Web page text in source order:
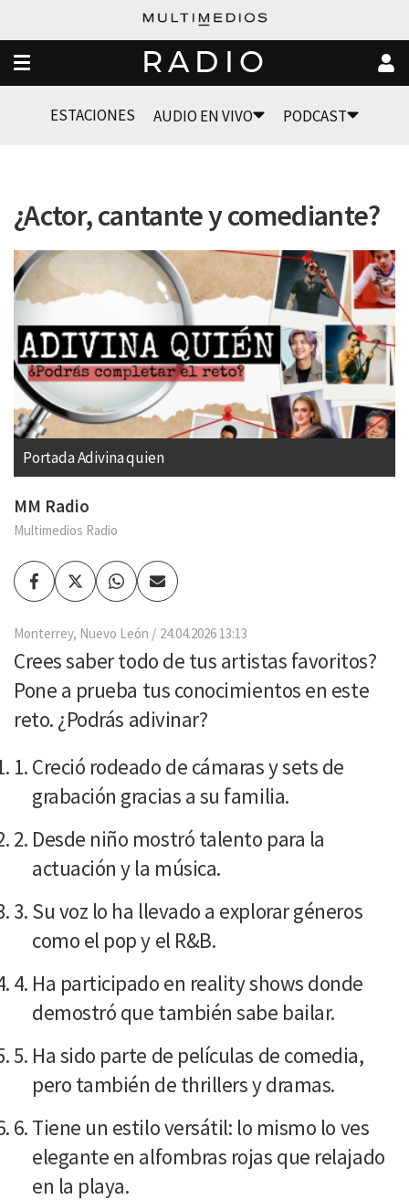
RADIO
ESTACIONES AUDIO EN VIVO PODCAST
¿Actor, cantante y comediante?
Portada Adivina quien
MM Radio
Multimedios Radio
FacebookTwitterWhatsapp
Enviar
por
Monterrey, Nuevo León 24.04.2026 13:13
Crees saber todo de tus artistas favoritos?
Pone a prueba tus conocimientos en este
reto. ¿Podrás adivinar?
Creció rodeado de cámaras y sets de
grabación gracias a su familia.
Desde niño mostró talento para la
actuación y la música.
Su voz lo ha llevado a explorar géneros
como el pop y el R&B.
Ha participado en reality shows donde
demostró que también sabe bailar.
Ha sido parte de películas de comedia,
pero también de thrillers y dramas.
Tiene un estilo versátil: lo mismo lo ves
elegante en alfombras rojas que relajado
en la playa.